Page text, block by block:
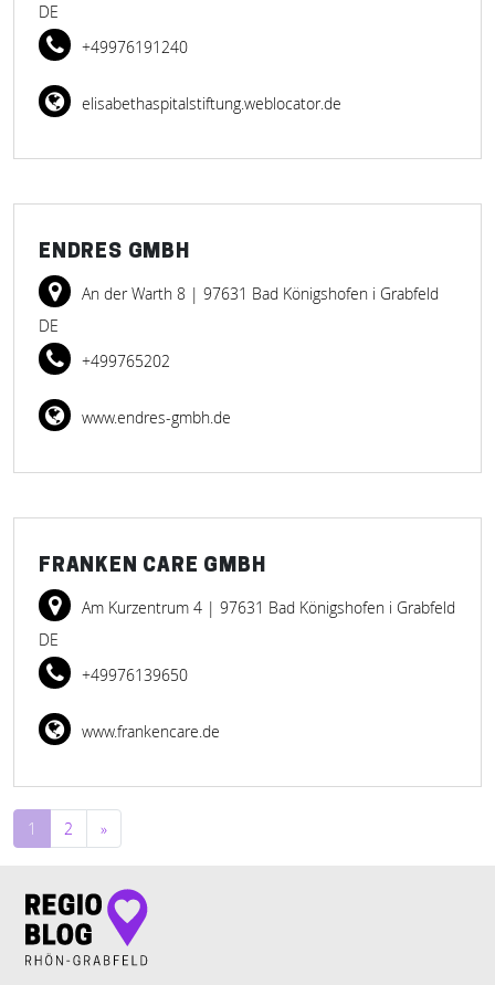
DE
+49976191240
elisabethaspitalstiftung.weblocator.de
ENDRES GMBH
An der Warth 8 | 97631 Bad Königshofen i Grabfeld
DE
+499765202
www.endres-gmbh.de
FRANKEN CARE GMBH
Am Kurzentrum 4 | 97631 Bad Königshofen i Grabfeld
DE
+49976139650
www.frankencare.de
Beitragsnavigation
1 2 »